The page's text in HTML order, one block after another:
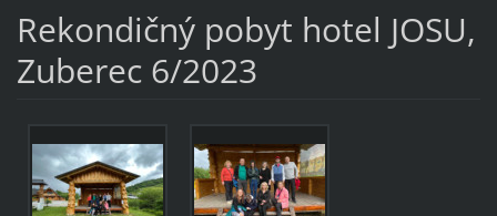
Rekondičný pobyt hotel JOSU,
Zuberec 6/2023